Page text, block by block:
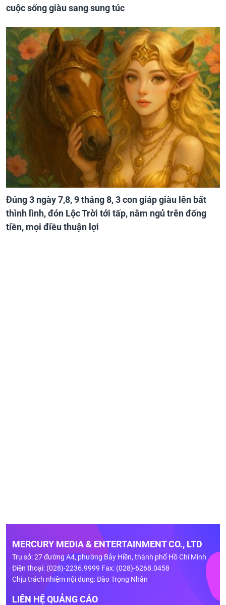
cuộc sống giàu sang sung túc
Đúng 3 ngày 7,8, 9 tháng 8, 3 con giáp giàu lên bất
thình lình, đón Lộc Trời tới tấp, nằm ngủ trên đống
tiền, mọi điều thuận lợi
MERCURY MEDIA & ENTERTAINMENT CO., LTD
Trụ sở: 27 đường A4, phường Bảy Hiền, thành phố Hồ Chí Minh
Điện thoại: (028)-2236.9999 Fax: (028)-6268.0458
Chịu trách nhiệm nội dung: Đào Trọng Nhân
LIÊN HỆ QUẢNG CÁO